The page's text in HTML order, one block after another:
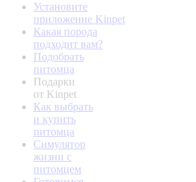
Установите
приложение Kinpet
Какая порода
подходит вам?
Подобрать
питомца
Подарки
от Kinpet
Как выбрать
и купить
питомца
Симулятор
жизни с
питомцем